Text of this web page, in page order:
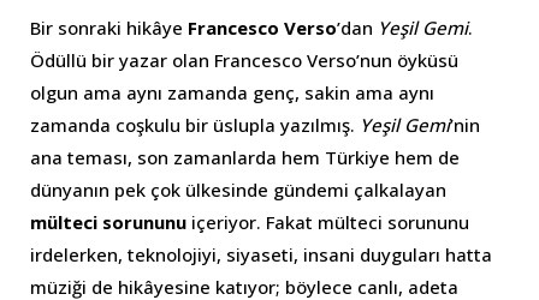
Bir sonraki hikâye Francesco Verso’dan Yeşil Gemi.
Ödüllü bir yazar olan Francesco Verso’nun öyküsü
olgun ama aynı zamanda genç, sakin ama aynı
zamanda coşkulu bir üslupla yazılmış. Yeşil Gemi’nin
ana teması, son zamanlarda hem Türkiye hem de
dünyanın pek çok ülkesinde gündemi çalkalayan
mülteci sorununu içeriyor. Fakat mülteci sorununu
irdelerken, teknolojiyi, siyaseti, insani duyguları hatta
müziği de hikâyesine katıyor; böylece canlı, adeta